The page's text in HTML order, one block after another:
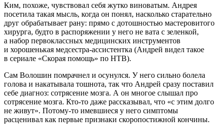
Ким, похоже, чувствовал себя жутко виноватым. Андрея
посетила такая мысль, когда он понял, насколько старательно
друг обрабатывает рану: прямо с дотошностью мастеровитого
хирурга, будто в распоряжении у него не вата с зеленкой,
а набор первоклассных медицинских инструментов
и хорошенькая медсестра-ассистентка (Андрей видел такое
в сериале «Скорая помощь» по НТВ).
Сам Волошин помрачнел и осунулся. У него сильно болела
голова и накатывала тошнота, так что Андрей сразу поставил
себе диагноз: сотрясение мозга. А он многое слышал про
сотрясение мозга. Кто-то даже рассказывал, что «с этим долго
не живут». Потому-то имевшиеся у него симптомы
расценивал как первые признаки скоропостижной кончины.